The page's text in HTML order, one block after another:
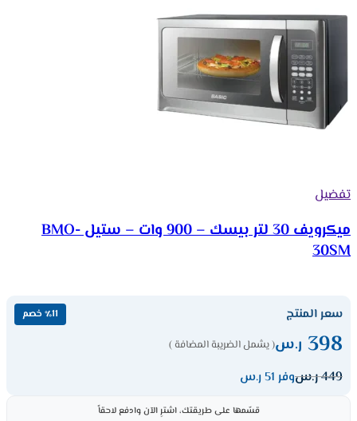
تفضيل
ميكرويف 30 لتر بيسك – 900 وات – ستيل BMO-
30SM
سعر المنتج ٪11 خصم
398 ر.س( يشمل الضريبة المضافة )
449ر.سوفر 51 ر.س
قسّمها على طريقتك، اشترِ الآن وادفع لاحقاً